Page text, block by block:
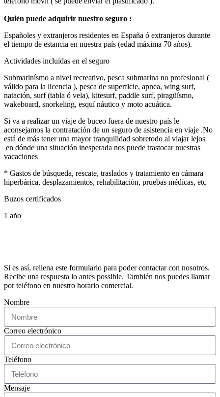
Quién puede adquirir nuestro seguro :
Españoles y extranjeros residentes en España ó extranjeros durante
el tiempo de estancia en nuestra país (edad máxima 70 años).
Actividades incluídas en el seguro
Submarinísmo a nivel recreativo, pesca submarina no profesional (
válido para la licencia ), pesca de superficie, apnea, wing surf,
natación, surf (tabla ó vela), kitesurf, paddle surf, piragüísmo,
wakeboard, snorkeling, esquí náutico y moto acuática.
Si va a realizar un viaje de buceo fuera de nuestro país le
aconsejamos la contratación de un seguro de asistencia en viaje .No
está de más tener una mayor tranquilidad sobretodo al viajar lejos
en dónde una situación inesperada nos puede trastocar nuestras
vacaciones
* Gastos de búsqueda, rescate, traslados y tratamiento en cámara
hiperbárica, desplazamientos, rehabilitación, pruebas médicas, etc
Buzos certificados
1 año
Si es así, rellena este formulario para poder contactar con nosotros.
Recibe una respuesta lo antes possible. También nos puedes llamar
por teléfono en nuestro horario comercial.
Nombre
Correo electrónico
Teléfono
Mensaje